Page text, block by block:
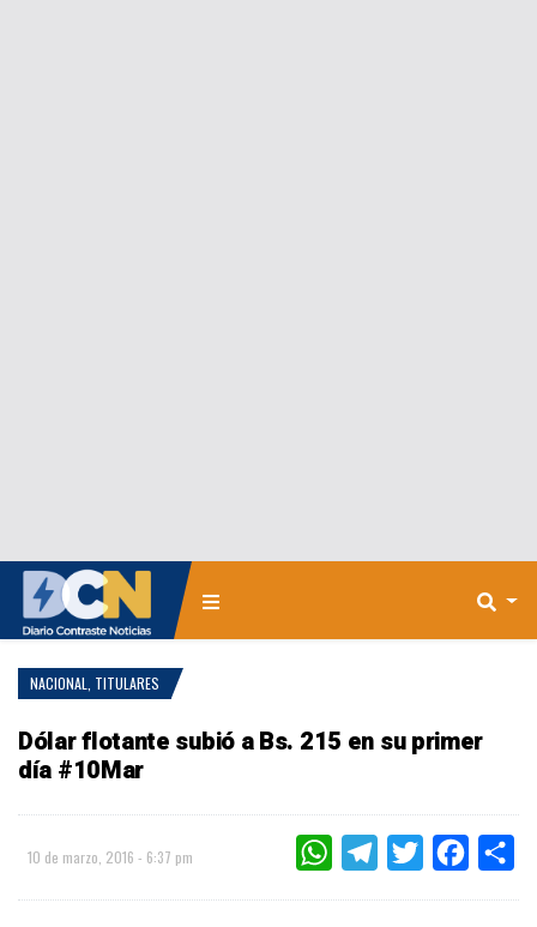
NACIONAL TITULARES
Dólar flotante subió a Bs. 215 en su primer
día #10Mar
10 de marzo, 2016 - 6:37 pm WHATSAPPTELEGRAMTWITTER